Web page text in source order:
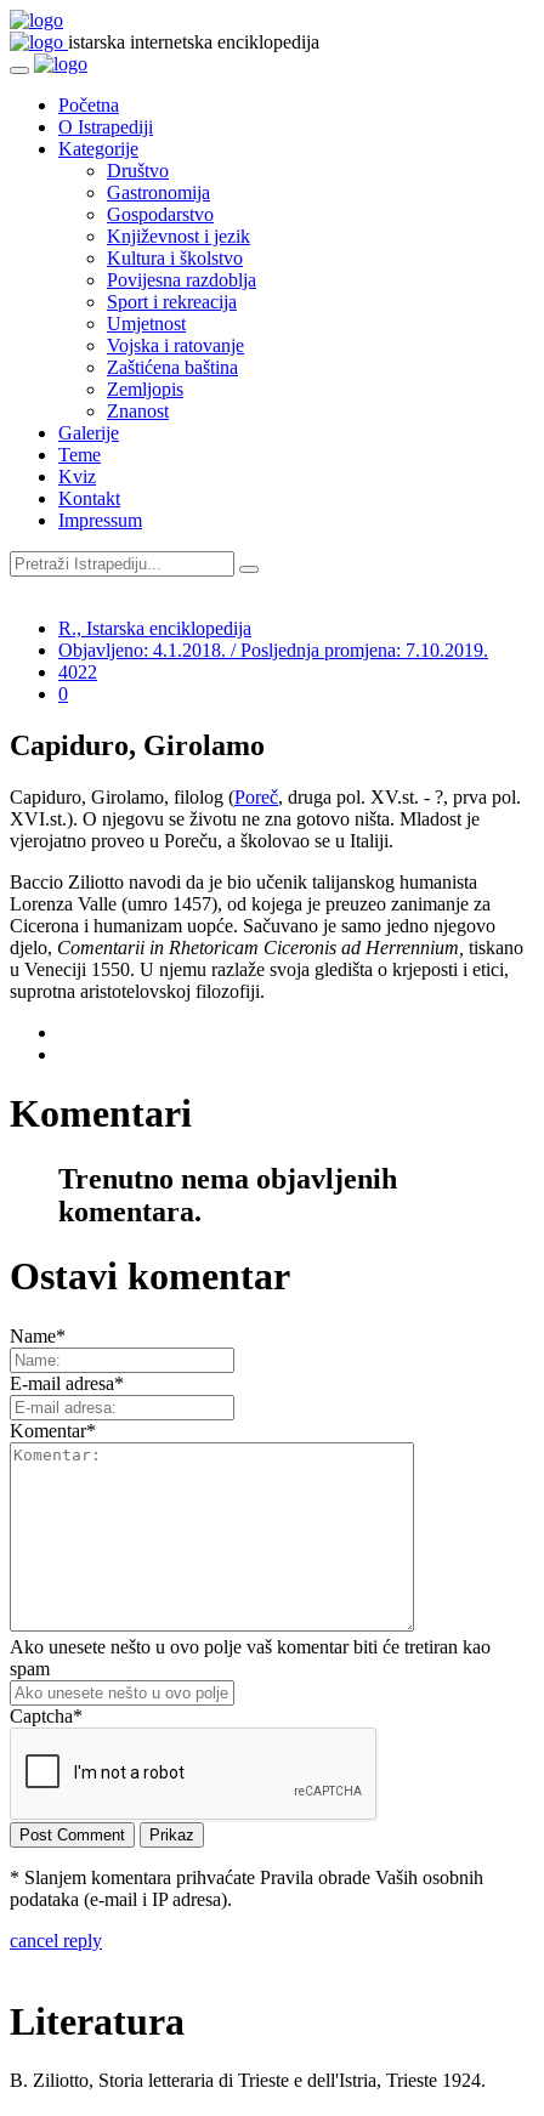
istarska internetska enciklopedija
Početna
O Istrapediji
Kategorije
Društvo
Gastronomija
Gospodarstvo
Književnost i jezik
Kultura i školstvo
Povijesna razdoblja
Sport i rekreacija
Umjetnost
Vojska i ratovanje
Zaštićena baština
Zemljopis
Znanost
Galerije
Teme
Kviz
Kontakt
Impressum
R., Istarska enciklopedija
Objavljeno: 4.1.2018. / Posljednja promjena: 7.10.2019.
4022
0
Capiduro, Girolamo
Capiduro, Girolamo, filolog (Poreč, druga pol. XV.st. - ?, prva pol.
XVI.st.). O njegovu se životu ne zna gotovo ništa. Mladost je
vjerojatno proveo u Poreču, a školovao se u Italiji.
Baccio Ziliotto navodi da je bio učenik talijanskog humanista
Lorenza Valle (umro 1457), od kojega je preuzeo zanimanje za
Cicerona i humanizam uopće. Sačuvano je samo jedno njegovo
djelo, Comentarii in Rhetoricam Ciceronis ad Herrennium, tiskano
u Veneciji 1550. U njemu razlaže svoja gledišta o krjeposti i etici,
suprotna aristotelovskoj filozofiji.
Komentari
Trenutno nema objavljenih
komentara.
Ostavi komentar
Name*
E-mail adresa*
Komentar*
Ako unesete nešto u ovo polje vaš komentar biti će tretiran kao
spam
Captcha*
* Slanjem komentara prihvaćate Pravila obrade Vaših osobnih
podataka (e-mail i IP adresa).
cancel reply
Literatura
B. Ziliotto, Storia letteraria di Trieste e dell'Istria, Trieste 1924.